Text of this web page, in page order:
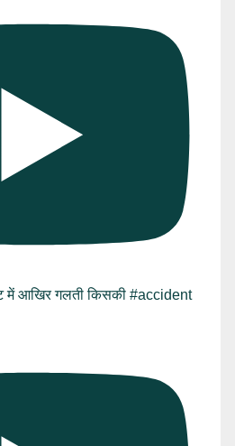
में आखिर गलती किसकी #accident